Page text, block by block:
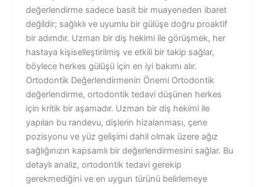
değerlendirme sadece basit bir muayeneden ibaret
değildir; sağlıklı ve uyumlu bir gülüşe doğru proaktif
bir adımdır. Uzman bir diş hekimi ile görüşmek, her
hastaya kişiselleştirilmiş ve etkili bir takip sağlar,
böylece herkes gülüşü için en iyi bakımı alır.
Ortodontik Değerlendirmenin Önemi Ortodontik
değerlendirme, ortodontik tedavi düşünen herkes
için kritik bir aşamadır. Uzman bir diş hekimi ile
yapılan bu randevu, dişlerin hizalanması, çene
pozisyonu ve yüz gelişimi dahil olmak üzere ağız
sağlığınızın kapsamlı bir değerlendirmesini sağlar. Bu
detaylı analiz, ortodontik tedavi gerekip
gerekmediğini ve en uygun türünü belirlemeye